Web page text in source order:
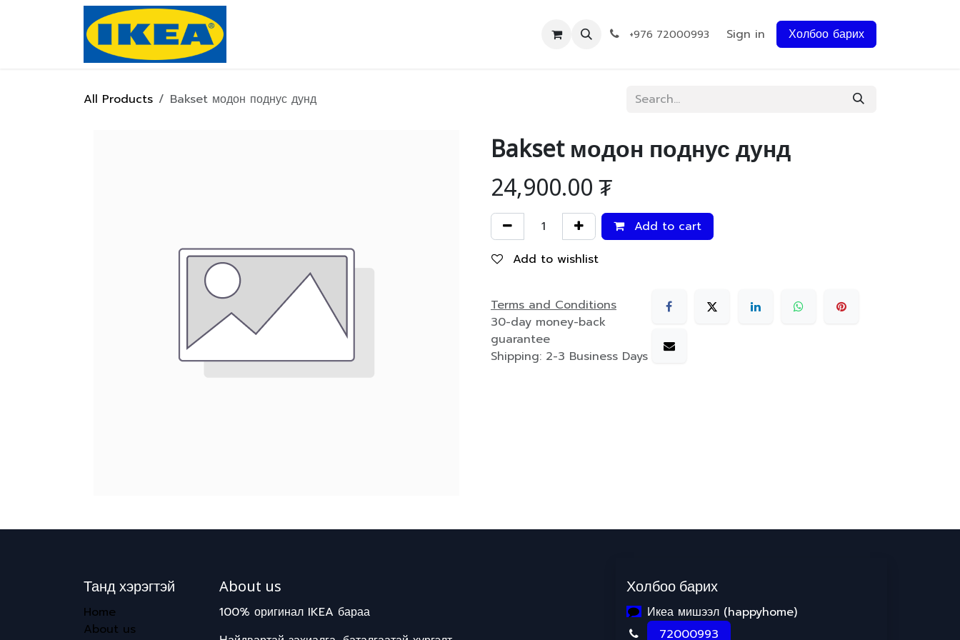
Skip to Content
+976 72000993 Sign in Холбоо барих
All Products Bakset модон поднус дунд
Bakset модон поднус дунд
24,900.00₮
Add to cart
Add to wishlist
Terms and Conditions
30-day money-back
guarantee
Shipping: 2-3 Business Days
Танд хэрэгтэй
Home
About us
About us
100% оригинал IKEA бараа
Холбоо барих
Икеа мишээл (happyhome)
72000993